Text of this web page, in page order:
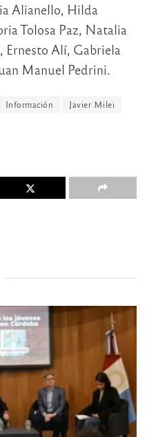
Alianello, Hilda
Tolosa Paz, Natalia
Ernesto Alí, Gabriela
Manuel Pedrini.
Información
Javier Milei